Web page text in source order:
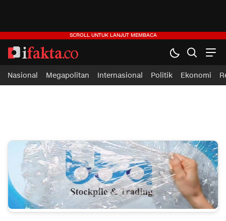
ifakta.co
#pastibenar
Nasional Megapolitan Internasional Politik Ekonomi